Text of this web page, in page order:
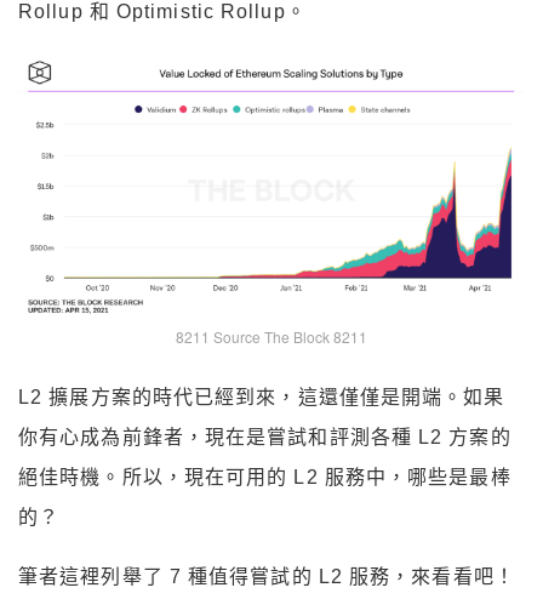
Rollup 和 Optimistic Rollup。
8211 Source The Block 8211
L2 擴展方案的時代已經到來，這還僅僅是開端。如果
你有心成為前鋒者，現在是嘗試和評測各種 L2 方案的
絕佳時機。所以，現在可用的 L2 服務中，哪些是最棒
的？
筆者這裡列舉了 7 種值得嘗試的 L2 服務，來看看吧！